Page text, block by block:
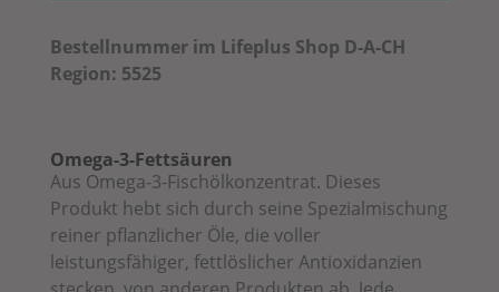
Bestellnummer im Lifeplus Shop D-A-CH
Region: 5525
Omega-3-Fettsäuren
Aus Omega-3-Fischölkonzentrat. Dieses
Produkt hebt sich durch seine Spezialmischung
reiner pflanzlicher Öle, die voller
leistungsfähiger, fettlöslicher Antioxidanzien